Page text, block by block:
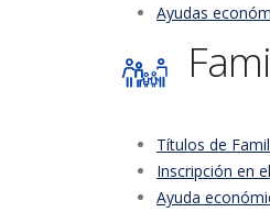
Ayudas
Títulos de
Inscripción en
Ayuda